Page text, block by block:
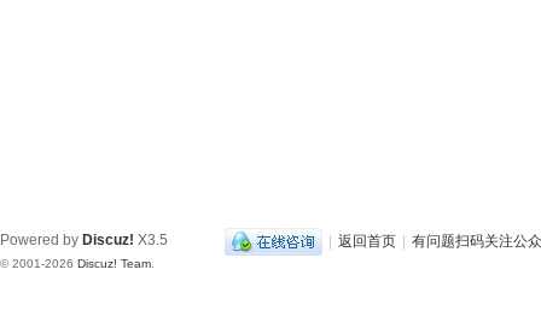
| 返回首页 | 有问题扫码关注公
Powered by Discuz! X3.5
© 2001-2026 Discuz! Team